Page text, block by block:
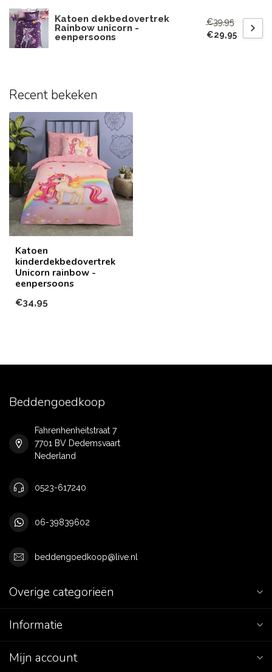
Katoen dekbedovertrek
Rainbow unicorn -
eenpersoons
€39,95
€29,95
Recent bekeken
Katoen
kinderdekbedovertrek
Unicorn rainbow -
eenpersoons
€34,95
Beddengoedkoop
Fahrenhenheitstraat 7
7701 BV Dedemsvaart
Nederland
0523-617240
06-39839602
beddengoedkoop@live.nl
Overige categorieën
Informatie
Mijn account